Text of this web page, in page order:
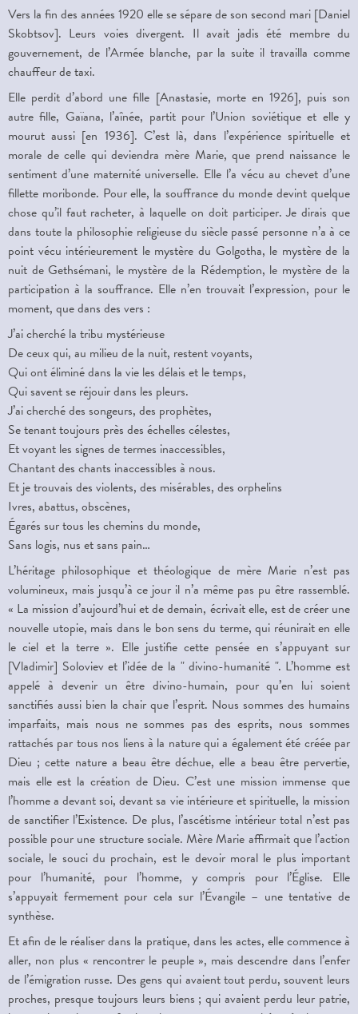
Vers la fin des années 1920 elle se sépare de son second mari [Daniel
Skobtsov]. Leurs voies divergent. Il avait jadis été membre du
gouvernement, de l’Armée blanche, par la suite il travailla comme
chauffeur de taxi.
Elle perdit d’abord une fille [Anastasie, morte en 1926], puis son
autre fille, Gaïana, l’aînée, partit pour l’Union soviétique et elle y
mourut aussi [en 1936]. C’est là, dans l’expérience spirituelle et
morale de celle qui deviendra mère Marie, que prend naissance le
sentiment d’une maternité universelle. Elle l’a vécu au chevet d’une
fillette moribonde. Pour elle, la souffrance du monde devint quelque
chose qu’il faut racheter, à laquelle on doit participer. Je dirais que
dans toute la philosophie religieuse du siècle passé personne n’a à ce
point vécu intérieurement le mystère du Golgotha, le mystère de la
nuit de Gethsémani, le mystère de la Rédemption, le mystère de la
participation à la souffrance. Elle n’en trouvait l’expression, pour le
moment, que dans des vers :
J’ai cherché la tribu mystérieuse
De ceux qui, au milieu de la nuit, restent voyants,
Qui ont éliminé dans la vie les délais et le temps,
Qui savent se réjouir dans les pleurs.
J’ai cherché des songeurs, des prophètes,
Se tenant toujours près des échelles célestes,
Et voyant les signes de termes inaccessibles,
Chantant des chants inaccessibles à nous.
Et je trouvais des violents, des misérables, des orphelins
Ivres, abattus, obscènes,
Égarés sur tous les chemins du monde,
Sans logis, nus et sans pain…
L’héritage philosophique et théologique de mère Marie n’est pas
volumineux, mais jusqu’à ce jour il n’a même pas pu être rassemblé.
« La mission d’aujourd’hui et de demain, écrivait elle, est de créer une
nouvelle utopie, mais dans le bon sens du terme, qui réunirait en elle
le ciel et la terre ». Elle justifie cette pensée en s’appuyant sur
[Vladimir] Soloviev et l’idée de la " divino-humanité ". L’homme est
appelé à devenir un être divino-humain, pour qu’en lui soient
sanctifiés aussi bien la chair que l’esprit. Nous sommes des humains
imparfaits, mais nous ne sommes pas des esprits, nous sommes
rattachés par tous nos liens à la nature qui a également été créée par
Dieu ; cette nature a beau être déchue, elle a beau être pervertie,
mais elle est la création de Dieu. C’est une mission immense que
l’homme a devant soi, devant sa vie intérieure et spirituelle, la mission
de sanctifier l’Existence. De plus, l’ascétisme intérieur total n’est pas
possible pour une structure sociale. Mère Marie affirmait que l’action
sociale, le souci du prochain, est le devoir moral le plus important
pour l’humanité, pour l’homme, y compris pour l’Église. Elle
s’appuyait fermement pour cela sur l’Évangile – une tentative de
synthèse.
Et afin de le réaliser dans la pratique, dans les actes, elle commence à
aller, non plus « rencontrer le peuple », mais descendre dans l’enfer
de l’émigration russe. Des gens qui avaient tout perdu, souvent leurs
proches, presque toujours leurs biens ; qui avaient perdu leur patrie,